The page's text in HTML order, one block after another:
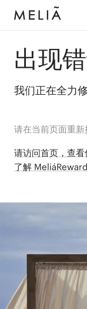
出现
我们正在全力
请在当前页面重
请访问首页，查看
了解